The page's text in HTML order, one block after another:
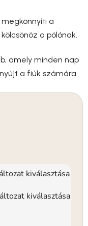
a
a pólónak.
amely minden nap
a fiúk számára.
kiválasztása
kiválasztása